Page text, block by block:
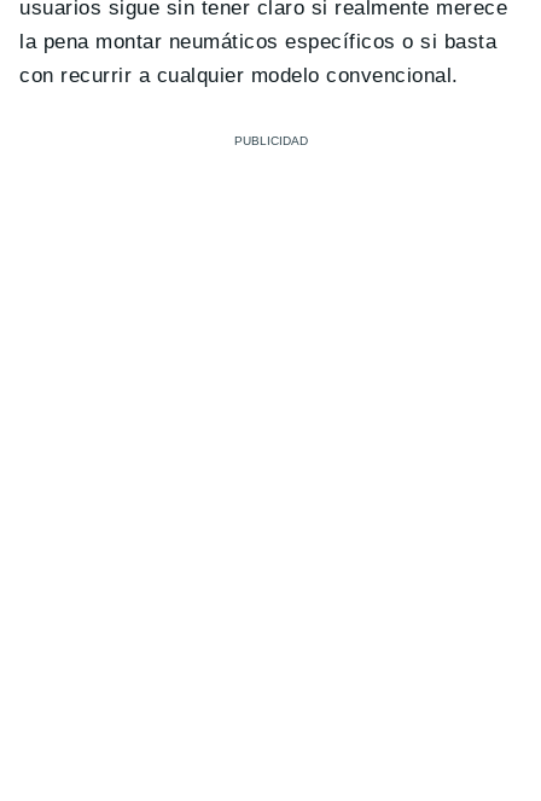
usuarios sigue sin tener claro si realmente merece
la pena montar neumáticos específicos o si basta
con recurrir a cualquier modelo convencional.